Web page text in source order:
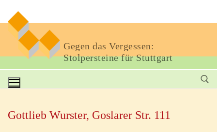
Gegen das Vergessen:
Stolpersteine für Stuttgart
Gottlieb Wurster, Goslarer Str. 111